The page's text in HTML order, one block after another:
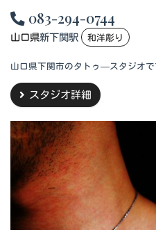
083-294-0744
山口県新下関駅 和洋彫り
山口県下関市のタトゥ―スタジオで
スタジオ詳細